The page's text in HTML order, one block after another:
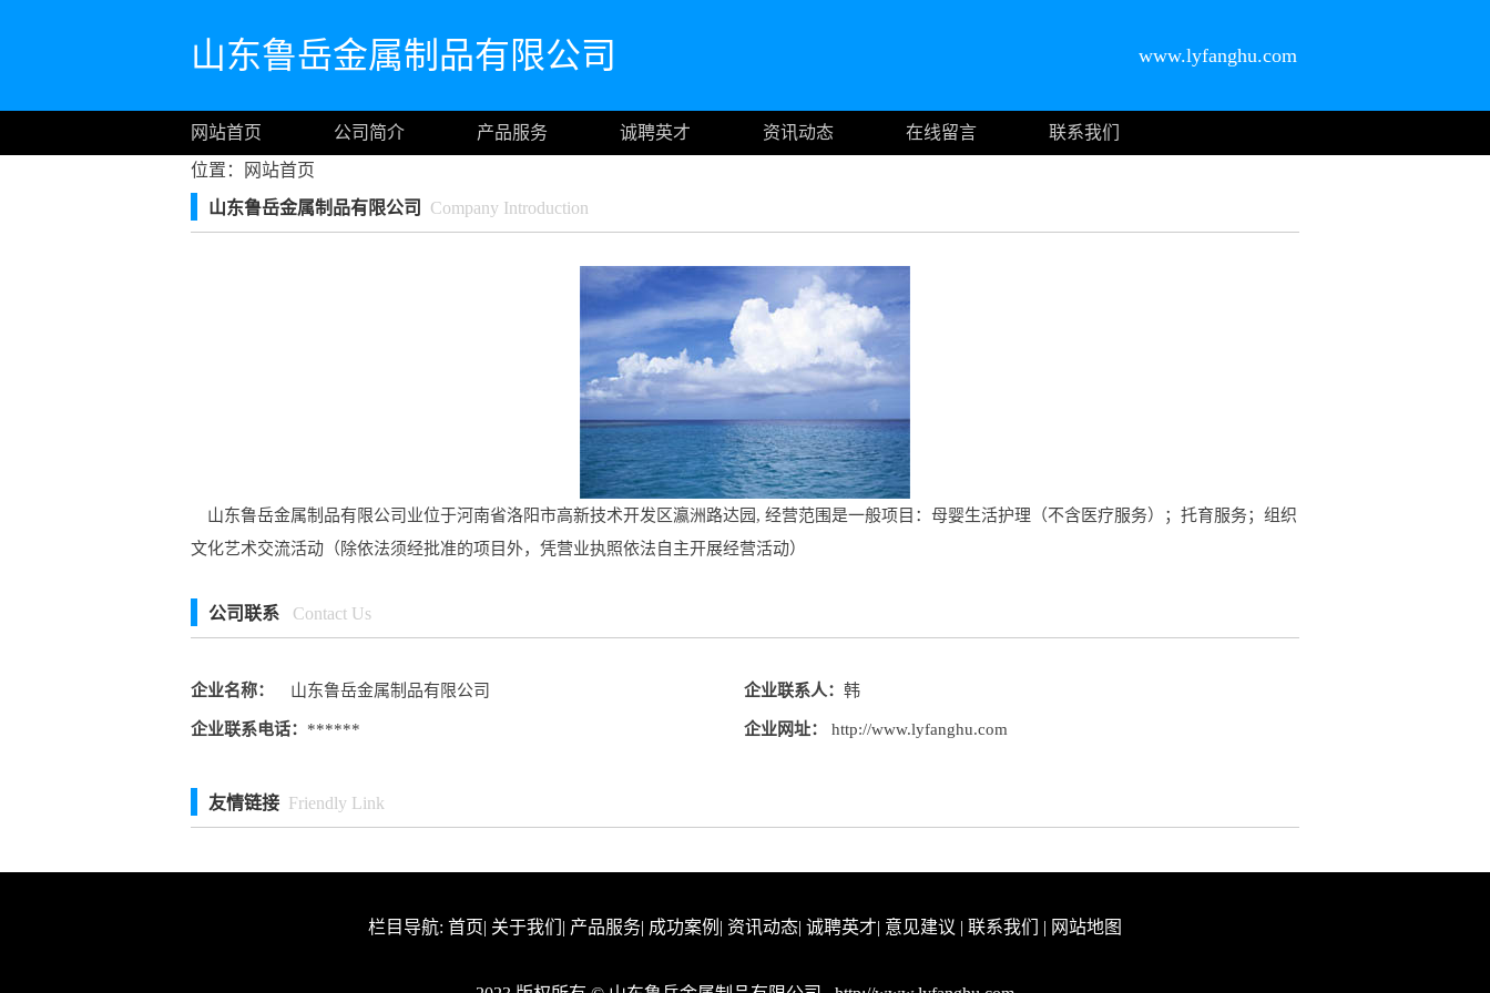
山东鲁岳金属制品有限公司 www.lyfanghu.com
网站首页 公司简介 产品服务 诚聘英才 资讯动态 在线留言
联系我们
位置：
网站首页
山东鲁岳金属制品有限公司
Company Introduction
山东鲁岳金属制品有限公司业位于河南省洛阳市高新技术开发区瀛洲路达园, 经营范围是一般项目：母婴生活护理（不含医疗服务）；托育服务；组织
文化艺术交流活动（除依法须经批准的项目外，凭营业执照依法自主开展经营活动）
公司联系 Contact Us
企业名称： 山东鲁岳金属制品有限公司 企业联系人： 韩
企业联系电话： ****** 企业网址： http://www.lyfanghu.com
友情链接 Friendly Link
栏目导航: 首页| 关于我们 | 产品服务| 成功案例 | 资讯动态| 诚聘英才| 意见建议 | 联系我们 | 网站地图